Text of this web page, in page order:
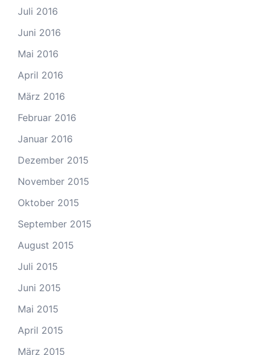
Juli 2016
Juni 2016
Mai 2016
April 2016
März 2016
Februar 2016
Januar 2016
Dezember 2015
November 2015
Oktober 2015
September 2015
August 2015
Juli 2015
Juni 2015
Mai 2015
April 2015
März 2015